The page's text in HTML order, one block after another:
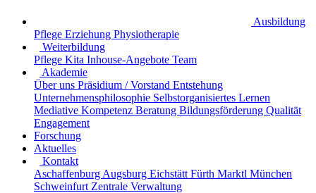
Ausbildung
Pflege Erziehung Physiotherapie
Weiterbildung
Pflege Kita Inhouse-Angebote Team
Akademie
Über uns Präsidium / Vorstand Entstehung
Unternehmensphilosophie Selbstorganisiertes Lernen
Mediative Kompetenz Beratung Bildungsförderung Qualität
Engagement
Forschung
Aktuelles
Kontakt
Aschaffenburg Augsburg Eichstätt Fürth Marktl München
Schweinfurt Zentrale Verwaltung